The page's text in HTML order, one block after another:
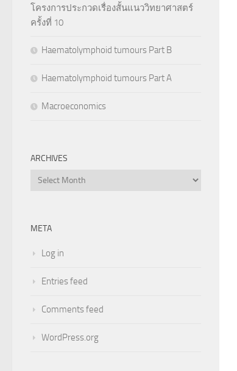
โครงการประกวดเรื่องสั้นแนววิทยาศาสตร์
ครั้งที่ 10
Haematolymphoid tumours Part B
Haematolymphoid tumours Part A
Macroeconomics
ARCHIVES
Archives
META
Log in
Entries feed
Comments feed
WordPress.org